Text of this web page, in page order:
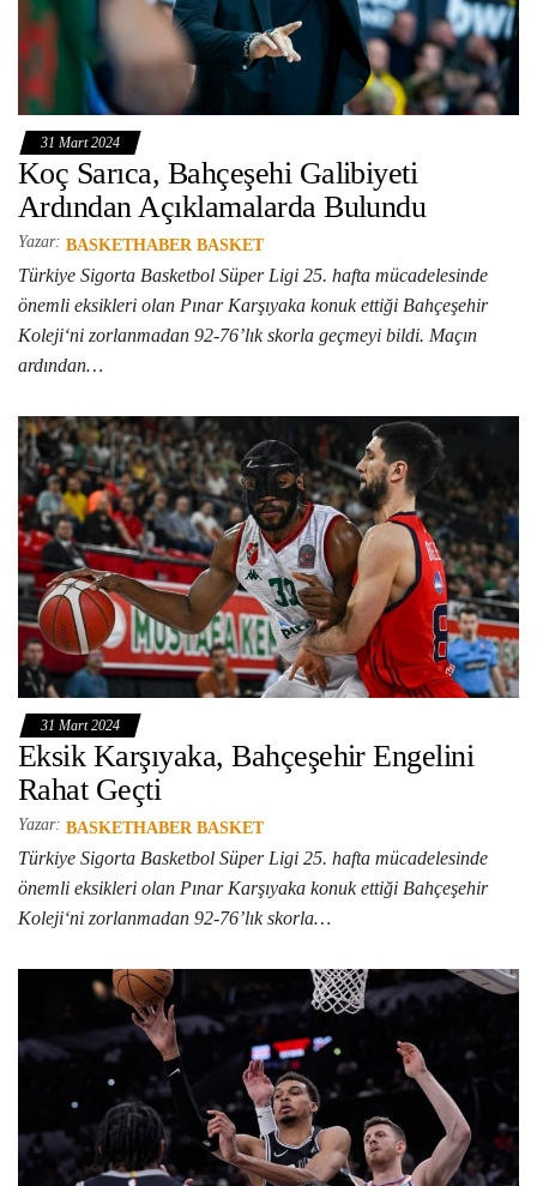
31 Mart 2024
Koç Sarıca, Bahçeşehi Galibiyeti
Ardından Açıklamalarda Bulundu
Yazar: BASKETHABER BASKET
Türkiye Sigorta Basketbol Süper Ligi 25. hafta mücadelesinde
önemli eksikleri olan Pınar Karşıyaka konuk ettiği Bahçeşehir
Koleji‘ni zorlanmadan 92-76’lık skorla geçmeyi bildi. Maçın
ardından…
31 Mart 2024
Eksik Karşıyaka, Bahçeşehir Engelini
Rahat Geçti
Yazar: BASKETHABER BASKET
Türkiye Sigorta Basketbol Süper Ligi 25. hafta mücadelesinde
önemli eksikleri olan Pınar Karşıyaka konuk ettiği Bahçeşehir
Koleji‘ni zorlanmadan 92-76’lık skorla…